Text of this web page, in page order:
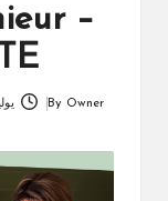
–
By Owner يوليو